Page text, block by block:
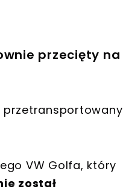
przecięty na
przetransportowany
VW Golfa, który
został